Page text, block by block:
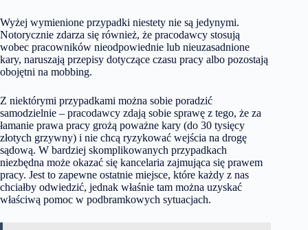
Wyżej wymienione przypadki niestety nie są jedynymi.
Notorycznie zdarza się również, że pracodawcy stosują
wobec pracowników nieodpowiednie lub nieuzasadnione
kary, naruszają przepisy dotyczące czasu pracy albo pozostają
obojętni na mobbing.
Z niektórymi przypadkami można sobie poradzić
samodzielnie – pracodawcy zdają sobie sprawę z tego, że za
łamanie prawa pracy grożą poważne kary (do 30 tysięcy
złotych grzywny) i nie chcą ryzykować wejścia na drogę
sądową. W bardziej skomplikowanych przypadkach
niezbędna może okazać się kancelaria zajmująca się prawem
pracy. Jest to zapewne ostatnie miejsce, które każdy z nas
chciałby odwiedzić, jednak właśnie tam można uzyskać
właściwą pomoc w podbramkowych sytuacjach.